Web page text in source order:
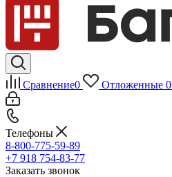
Сравнение0 Отложенные 0
Телефоны
8-800-775-59-89
+7 918 754-83-77
Заказать звонок